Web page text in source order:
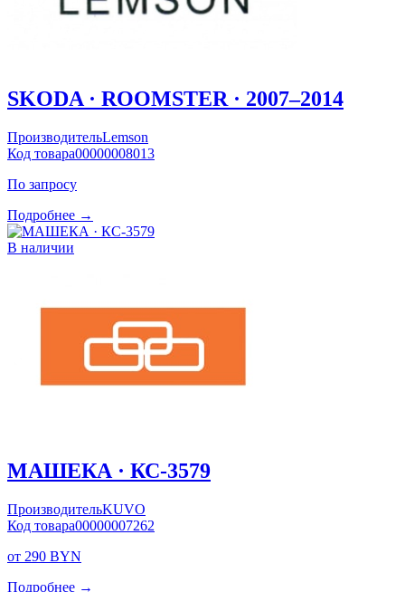
SKODA · ROOMSTER · 2007–2014
ПроизводительLemson
Код товара00000008013
По запросу
Подробнее →
В наличии
МАШЕКА · КС-3579
ПроизводительKUVO
Код товара00000007262
от 290 BYN
Подробнее →